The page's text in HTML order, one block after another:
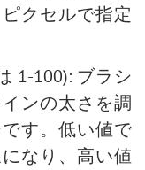
クセルで指定
1-100): ブラシ
ンの太さを調
す。低い値で
なり、高い値